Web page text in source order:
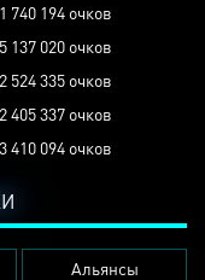
1 740 194 очков
5 137 020 очков
2 524 335 очков
2 405 337 очков
3 410 094 очков
Альянсы